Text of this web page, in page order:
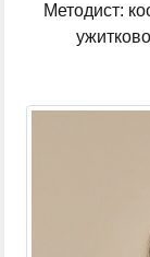
Методист: